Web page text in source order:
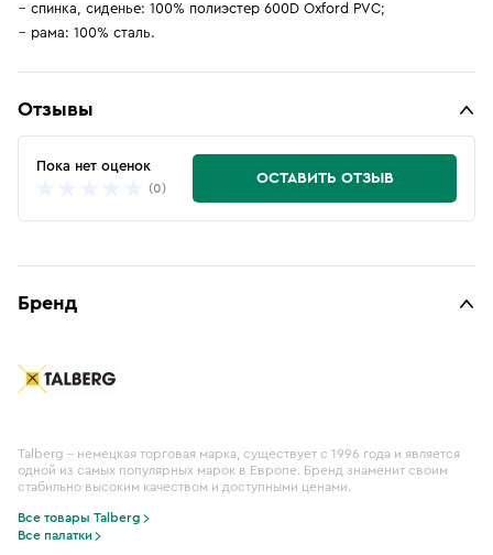
спинка, сиденье: 100% полиэстер 600D Oxford PVC;
рама: 100% сталь.
Отзывы
Пока нет оценок
(0)
ОСТАВИТЬ ОТЗЫВ
Бренд
Talberg – немецкая торговая марка, существует с 1996 года и является
одной из самых популярных марок в Европе. Бренд знаменит своим
стабильно высоким качеством и доступными ценами.
Все товары Talberg
Все палатки